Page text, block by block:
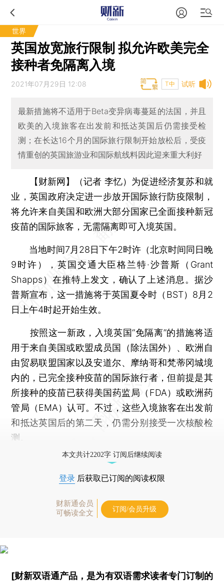
世界
英国放宽旅行限制 拟允许欧美完全
接种者免隔离入境
试听
2021年07月29日 12:08 T中
最新措施将不适用于Beta变异病毒蔓延的法国，并且
欧美的入境旅客在出发前和抵达英国后仍需接受检
测；在长达16个月的国际旅行限制开始放松后，受疫
情重创的英国旅游业和国际航线料因此迎来重大利好
【财新网】（记者 李忆） 为促进经济复苏和就
业，英国政府决定进一步放开国际旅行防疫限制，
将允许来自美国和欧洲大部分国家已全面接种新冠
疫苗的国际旅客，无需隔离即可入境英国。
当地时间7月28日下午2时许（北京时间同日晚
9时许），英国交通大臣格兰特·沙普斯（Grant
Shapps）在推特上发文，确认了上述消息。据沙
普斯宣布，这一措施将于英国夏令时（BST）8月2
日上午4时起开始生效。
按照这一新政，入境英国“免隔离”的措施将适
用于来自美国或欧盟成员国（除法国外）、欧洲自
由贸易联盟国家以及安道尔、摩纳哥和梵蒂冈城境
内的，已完全接种疫苗的国际旅行者，但前提是其
所接种的疫苗已获得美国药监局（FDA）或欧洲药
管局（EMA）认可。不过，这些入境旅客在出发前
和抵达英国后的第二天，仍需分别接受一次核酸检
测。
本文共计2202字 订阅后继续阅读
登录 后获取已订阅的阅读权限
财新通会员
可畅读全文
订阅/会员升级
[财新双语通产品，是为有双语需求读者专门订制的